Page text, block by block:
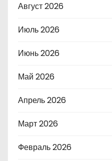
Август 2026
Июль 2026
Июнь 2026
Май 2026
Апрель 2026
Март 2026
Февраль 2026